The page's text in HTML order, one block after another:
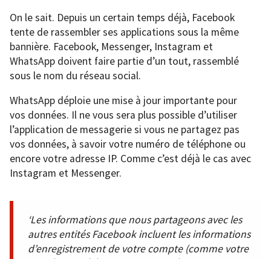
On le sait. Depuis un certain temps déjà, Facebook
tente de rassembler ses applications sous la même
bannière. Facebook, Messenger, Instagram et
WhatsApp doivent faire partie d’un tout, rassemblé
sous le nom du réseau social.
WhatsApp déploie une mise à jour importante pour
vos données. Il ne vous sera plus possible d’utiliser
l’application de messagerie si vous ne partagez pas
vos données, à savoir votre numéro de téléphone ou
encore votre adresse IP. Comme c’est déjà le cas avec
Instagram et Messenger.
‘Les informations que nous partageons avec les
autres entités Facebook incluent les informations
d’enregistrement de votre compte (comme votre